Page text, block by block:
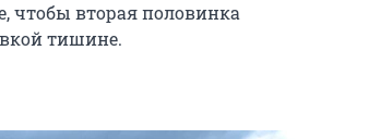
чтобы вторая половинка
тишине.